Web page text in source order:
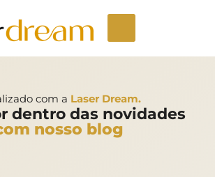
com a Laser Dream.
dentro das novidades
nosso blog